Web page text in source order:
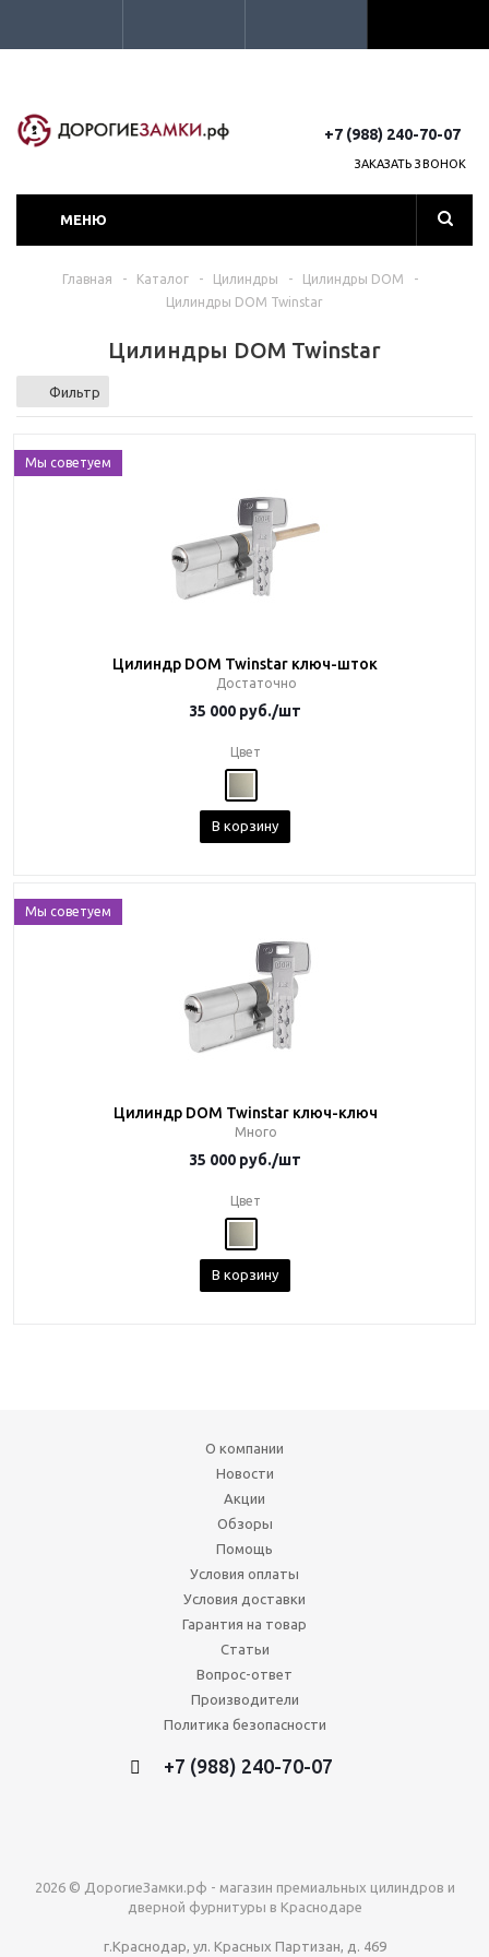
+7 (988) 240-70-07
ЗАКАЗАТЬ ЗВОНОК
МЕНЮ
Главная - Каталог - Цилиндры - Цилиндры DOM
-
Цилиндры DOM Twinstar
Цилиндры DOM Twinstar
Фильтр
Мы советуем
Цилиндр DOM Twinstar ключ-шток
Достаточно
35 000 руб./шт
Цвет
В корзину
Мы советуем
Цилиндр DOM Twinstar ключ-ключ
Много
35 000 руб./шт
Цвет
В корзину
О компании
Новости
Акции
Обзоры
Помощь
Условия оплаты
Условия доставки
Гарантия на товар
Статьи
Вопрос-ответ
Производители
Политика безопасности
+7 (988) 240-70-07
2026 © ДорогиеЗамки.рф - магазин премиальных цилиндров и
дверной фурнитуры в Краснодаре
г.Краснодар, ул. Красных Партизан, д. 469